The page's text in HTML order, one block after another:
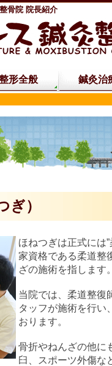
骨院 院長紹介
形全般 鍼灸治
）
ほねつぎは正式には
家資格である柔道整
ざの施術を指します
当院では、柔道整復
タッフが施術を行い
おります。
骨折やねんざの他に
臼、スポーツ外傷な